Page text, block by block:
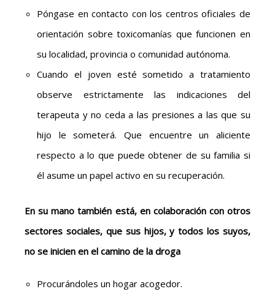
Póngase en contacto con los centros oficiales de
orientación sobre toxicomanías que funcionen en
su localidad, provincia o comunidad autónoma.
Cuando el joven esté sometido a tratamiento
observe estrictamente las indicaciones del
terapeuta y no ceda a las presiones a las que su
hijo le someterá. Que encuentre un aliciente
respecto a lo que puede obtener de su familia si
él asume un papel activo en su recuperación.
En su mano también está, en colaboración con otros
sectores sociales, que sus hijos, y todos los suyos,
no se inicien en el camino de la droga
Procurándoles un hogar acogedor.